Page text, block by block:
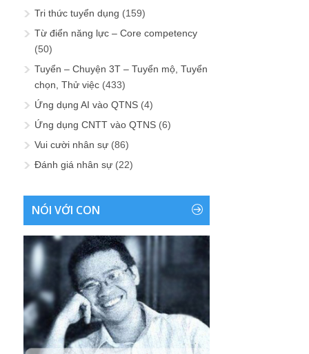
Tri thức tuyển dụng (159)
Từ điển năng lực – Core competency
(50)
Tuyển – Chuyện 3T – Tuyển mộ, Tuyển
chọn, Thử việc (433)
Ứng dụng AI vào QTNS (4)
Ứng dụng CNTT vào QTNS (6)
Vui cười nhân sự (86)
Đánh giá nhân sự (22)
NÓI VỚI CON